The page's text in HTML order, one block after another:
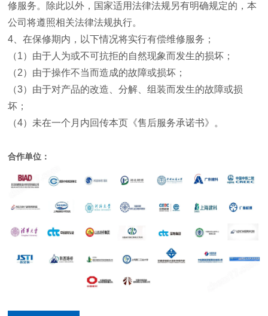
修服务。除此以外，国家适用法律法规另有明确规定的，本
公司将遵照相关法律法规执行。
4 、在保修期内，以下情况将实行有偿维修服务；
（1）由于人为或不可抗拒的自然现象而发生的损坏；
（2）由于操作不当而造成的故障或损坏；
（3）由于对产品的改造、分解、组装而发生的故障或损
坏；
（4）未在一个月内回传本页《售后服务承诺书》。
合作单位：